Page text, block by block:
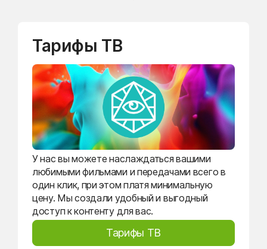
Тарифы ТВ
У нас вы можете наслаждаться вашими
любимыми фильмами и передачами всего в
один клик, при этом платя минимальную
цену. Мы создали удобный и выгодный
доступ к контенту для вас.
Тарифы ТВ